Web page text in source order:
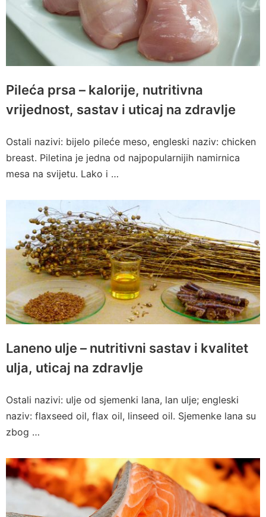
Pileća prsa – kalorije, nutritivna
vrijednost, sastav i uticaj na zdravlje
Ostali nazivi: bijelo pileće meso, engleski naziv: chicken
breast. Piletina je jedna od najpopularnijih namirnica
mesa na svijetu. Lako i …
Laneno ulje – nutritivni sastav i kvalitet
ulja, uticaj na zdravlje
Ostali nazivi: ulje od sjemenki lana, lan ulje; engleski
naziv: flaxseed oil, flax oil, linseed oil. Sjemenke lana su
zbog …